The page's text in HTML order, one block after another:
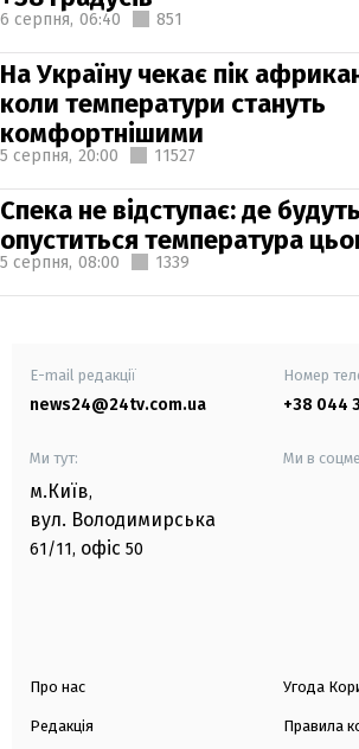
6 серпня, 06:40 851
На Україну чекає пік
коли температури стануть
комфортнішими
5 серпня, 20:00 11527
Спека не відступає: де
опуститься температура
5 серпня, 08:00 1339
E-mail редакції
news24@24tv.com.ua
Номер
+38 044
Ми тут:
м.Київ,
вул. Володимирська
61/11, офіс 50
Ми в
Про нас
Редакція
Угода
Правила